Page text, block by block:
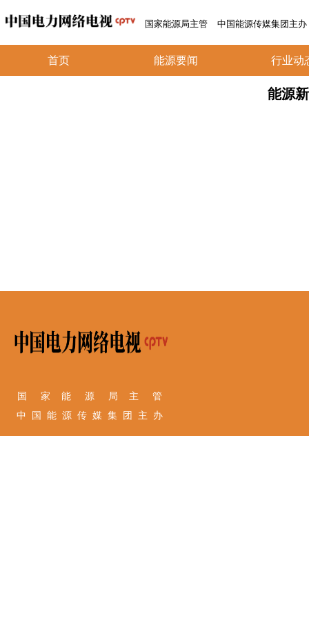
国家能源局主管 中国能源传媒集团主办
首页 能源要闻 行业动
能源
国 家 能 源 局 主 管
中 国 能 源 传 媒 集 团 主 办